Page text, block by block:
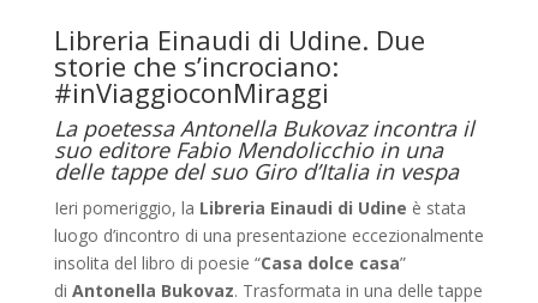
Libreria Einaudi di Udine. Due
storie che s’incrociano:
#inViaggioconMiraggi
La poetessa Antonella Bukovaz incontra il
suo editore Fabio Mendolicchio in una
delle tappe del suo Giro d’Italia in vespa
Ieri pomeriggio, la Libreria Einaudi di Udine è stata
luogo d’incontro di una presentazione eccezionalmente
insolita del libro di poesie “Casa dolce casa”
di Antonella Bukovaz. Trasformata in una delle tappe